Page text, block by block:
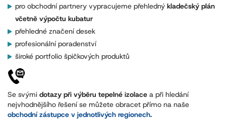
pro obchodní partnery vypracujeme přehledný kladečský plán
včetně výpočtu kubatur
přehledné značení desek
profesionální poradenství
široké portfolio špičkových produktů
Se svými dotazy při výběru tepelné izolace a při hledání
nejvhodnějšího řešení se můžete obracet přímo na naše
obchodní zástupce v jednotlivých regionech.